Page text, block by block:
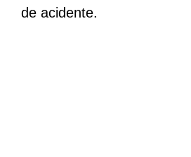
de acidente.